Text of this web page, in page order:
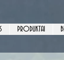
PRODUKTAI